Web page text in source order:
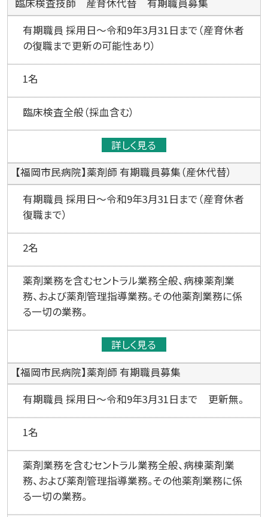
臨床検査技師 産育休代替 有期職員募集
有期職員 採用日～令和9年3月31日まで（産育休者
の復職まで更新の可能性あり）
1名
臨床検査全般（採血含む）
詳しく見る
【福岡市民病院】薬剤師 有期職員募集（産休代替）
有期職員 採用日～令和9年3月31日まで（産育休者
復職まで）
2名
薬剤業務を含むセントラル業務全般、病棟薬剤業
務、および薬剤管理指導業務。その他薬剤業務に係
る一切の業務。
詳しく見る
【福岡市民病院】薬剤師 有期職員募集
有期職員 採用日～令和9年3月31日まで 更新無。
1名
薬剤業務を含むセントラル業務全般、病棟薬剤業
務、および薬剤管理指導業務。その他薬剤業務に係
る一切の業務。